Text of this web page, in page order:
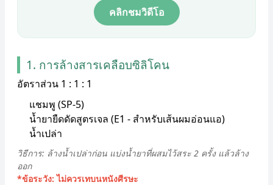
คลิกชมวิดีโอ
1. การล้างสารเคลือบซิลิโคน
อัตราส่วน 1 : 1 : 1
แชมพู (SP-5)
น้ำยายืดดัดสูตรเจล (E1 - สำหรับเส้นผมอ่อนแอ)
น้ำเปล่า
วิธีการ: ล้างน้ำเปล่าก่อน แบ่งน้ำยาที่ผสมไว้สระ 2 ครั้ง แล้วล้าง
ออก
*ข้อระวัง: ไม่ควรเทบนหนังศีรษะ